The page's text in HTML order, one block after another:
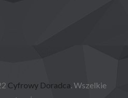
Cyfrowy Doradca . Wszelkie